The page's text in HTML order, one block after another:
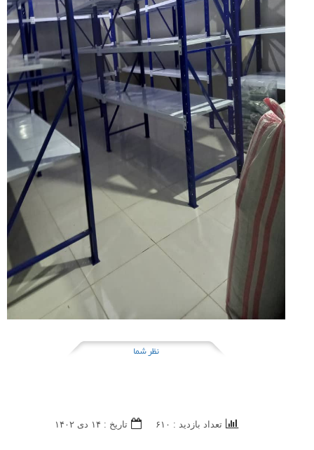
نظر شما
تعداد بازدید : ۶۱۰ تاريخ : ۱۴ دی ۱۴۰۲